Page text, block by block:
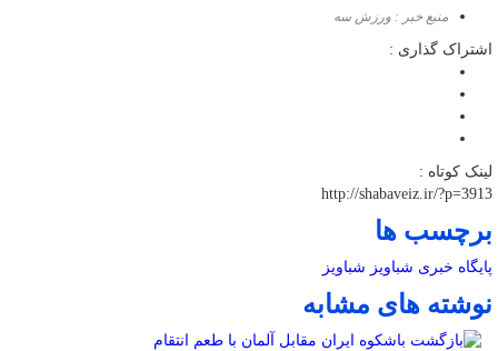
منبع خبر : ورزش سه
اشتراک گذاری :
لینک کوتاه :
http://shabaveiz.ir/?p=3913
برچسب ها
پایگاه خبری شباویز شباویز
نوشته های مشابه